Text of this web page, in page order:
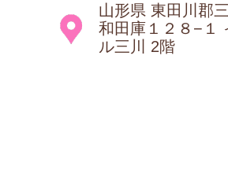
山形県 東田川郡
和田庫１２８−１
ル三川 2階